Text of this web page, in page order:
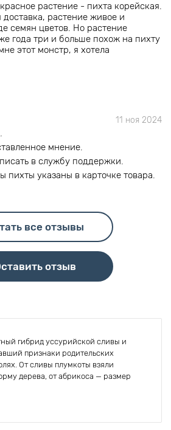
растение - пихта корейская.
растение живое и
семян цветов. Но растение
года три и больше похож на пихту
этот монстр, я хотела
11 ноя 2024
мнение.
в службу поддержки.
пихты указаны в карточке товара.
все отзывы
отзыв
гибрид уссурийской сливы и
признаки родительских
От сливы плумкоты взяли
дерева, от абрикоса — размер
в любительских и промышленных